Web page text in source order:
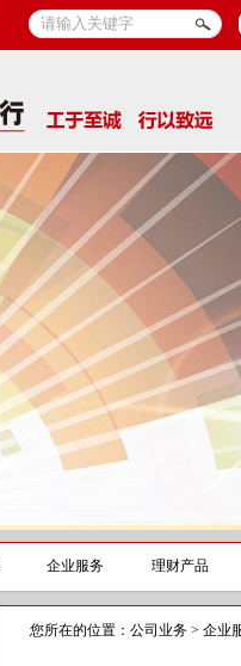
企业服务 理财产品
您所在的位置： 公司业务 > 企业